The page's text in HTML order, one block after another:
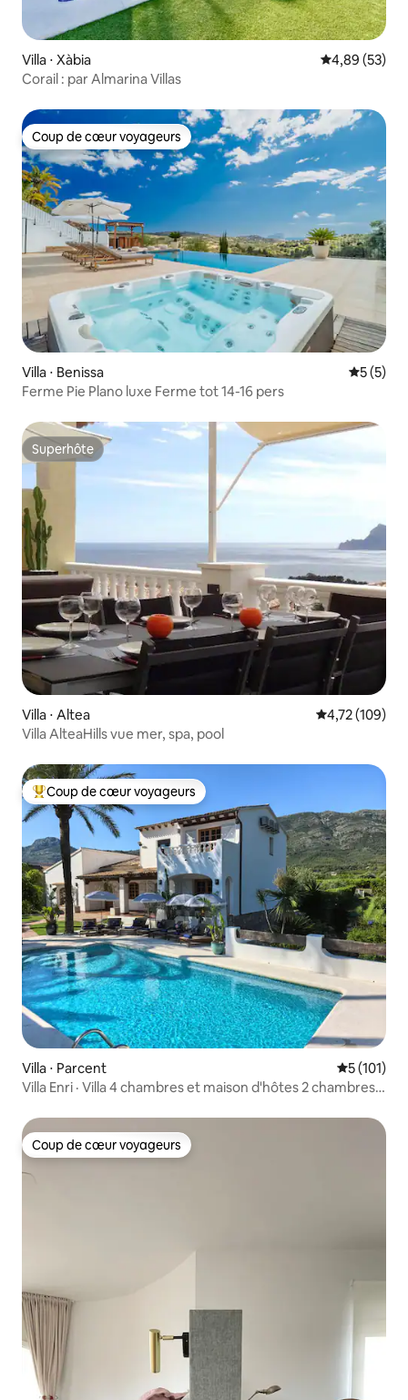
Villa ⋅ Xàbia Évaluation
4,89 (53)
Corail : par Almarina Villas
Coup de cœur voyageurs
Coup de cœur voyageurs
Villa ⋅ Benissa
5 (5)
Ferme Pie Plano luxe Ferme tot 14-16 pers
Superhôte
Superhôte
Villa ⋅ Altea Évaluation
4,72 (109)
Villa AlteaHills vue mer, spa, pool
Coups de cœur voyageurs les plus appréciés
Coup de cœur voyageurs
Villa ⋅ Parcent Évaluation
5 (101)
Villa Enri · Villa 4 chambres et maison d'hôtes 2 chambres
Coup de cœur voyageurs
Coup de cœur voyageurs